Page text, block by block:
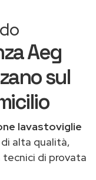
Aeg
sul
lavastoviglie
di alta qualità,
di provata